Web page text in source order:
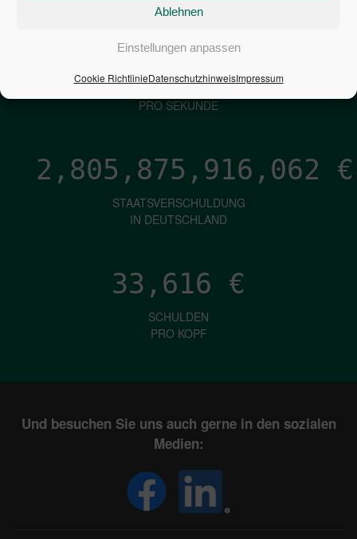
Ablehnen
Einstellungen anpassen
Cookie RichtlinieDatenschutzhinweisImpressum
1,601€
ZINSEN
PRO SEKUNDE
2,805,875,916,908 €
STAATSVERSCHULDUNG
IN DEUTSCHLAND
33,616 €
SCHULDEN
PRO KOPF
Und besuchen Sie uns auch gerne in den sozialen
Medien: